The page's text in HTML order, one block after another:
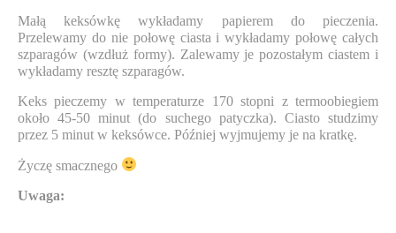
Małą keksówkę wykładamy papierem do pieczenia.
Przelewamy do nie połowę ciasta i wykładamy połowę całych
szparagów (wzdłuż formy). Zalewamy je pozostałym ciastem i
wykładamy resztę szparagów.
Keks pieczemy w temperaturze 170 stopni z termoobiegiem
około 45-50 minut (do suchego patyczka). Ciasto studzimy
przez 5 minut w keksówce. Później wyjmujemy je na kratkę.
Życzę smacznego
Uwaga: